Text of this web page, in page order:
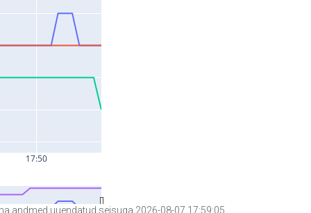
andmed uuendatud seisuga 2026-08-07 17:59:05